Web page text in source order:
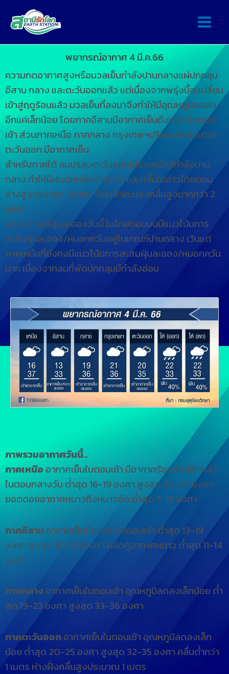
พยากรณ์อากาศ 4 มี.ค.66
ความกดอากาศสูงหรือมวลเย็นกำลังปานกลางแผ่ปกคลุม
อีสาน กลาง และตะวันออกแล้ว แต่เนื่องจากพรุ่งนี้จะเปลี่ยน
เข้าสู่ฤดูร้อนแล้ว มวลเย็นที่ลงมาจึงทำให้มีอุณหภูมิลดลง
อีกแค่เล็กน้อย โดยภาคอีสานมีอากาศเย็นถึงหนาวในตอน
เช้า ส่วนภาคเหนือ ภาคกลาง กรุงเทพฯปริมณฑล และภาค
ตะวันออก มีอากาศเย็น
สำหรับภาคใต้ ลมมรสุมตะวันออกเฉียงเหนือมีกำลังปาน
กลาง ทำให้มีฝนตกหนักบางแห่ง และคลื่นในอ่าวไทยตอน
ล่างสูงประมาณ 2 เมตร มีฝนฟ้าคะนองคลื่นสูงมากกว่า 2
เมตร
สถานการณ์ฝุ่นละอองวันนี้ ในไทยตอนบนมีแนวโน้มการ
สะสมฝุ่นละออง/หมอกควันอยู่ในเกณฑ์ปานกลาง เว้นแต่
ภาคเหนือที่ยังคงมีแนวโน้มการสะสมฝุ่นละออง/หมอกควัน
มาก เนื่องจากลมที่พัดปกคลุมมีกำลังอ่อน
ภาพรวมอากาศวันนี้..
ภาคเหนือ อากาศเย็นในตอนเช้า มีอากาศร้อนกับมีฟ้าหลัว
ในตอนกลางวัน ต่ำสุด 16-19 องศา สูงสุด 30-37 องศา
ยอดดอยอากาศหนาวถึงหนาวจัด ต่ำสุด 7-15 องศา
ภาคอีสาน อากาศเย็นถึงหนาวในตอนเช้า ต่ำสุด 13-19
องศา สูงสุด 30-33 องศา ยอดภูอากาศหนาว ต่ำสุด 11-14
องศา
ภาคกลางอากาศเย็นในตอนเช้า อุณหภูมิลดลงเล็กน้อย ต่ำ
สุด 19-23 องศา สูงสุด 33-36 องศา
ภาคตะวันออกอากาศเย็นในตอนเช้า อุณหภูมิลดลงเล็ก
น้อย ต่ำสุด 20-25 องศา สูงสุด 32-35 องศา คลื่นต่ำกว่า
1 เมตร ห่างฝั่งคลื่นสูงประมาณ 1 เมตร